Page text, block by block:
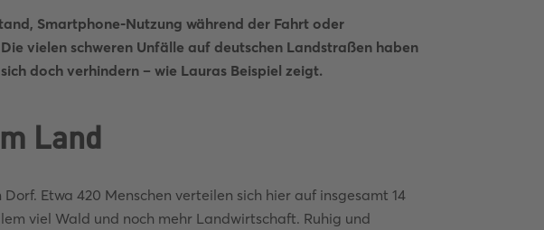
Smartphone-Nutzung während der Fahrt oder
vielen schweren Unfälle auf deutschen Landstraßen haben
doch verhindern – wie Lauras Beispiel zeigt.
Land
Etwa 420 Menschen verteilen sich hier auf insgesamt 14
viel Wald und noch mehr Landwirtschaft. Ruhig und